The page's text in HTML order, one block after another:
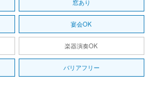
窓あり
宴会OK
楽器演奏OK
バリアフリー